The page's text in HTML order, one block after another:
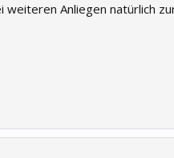
Anliegen natürlich